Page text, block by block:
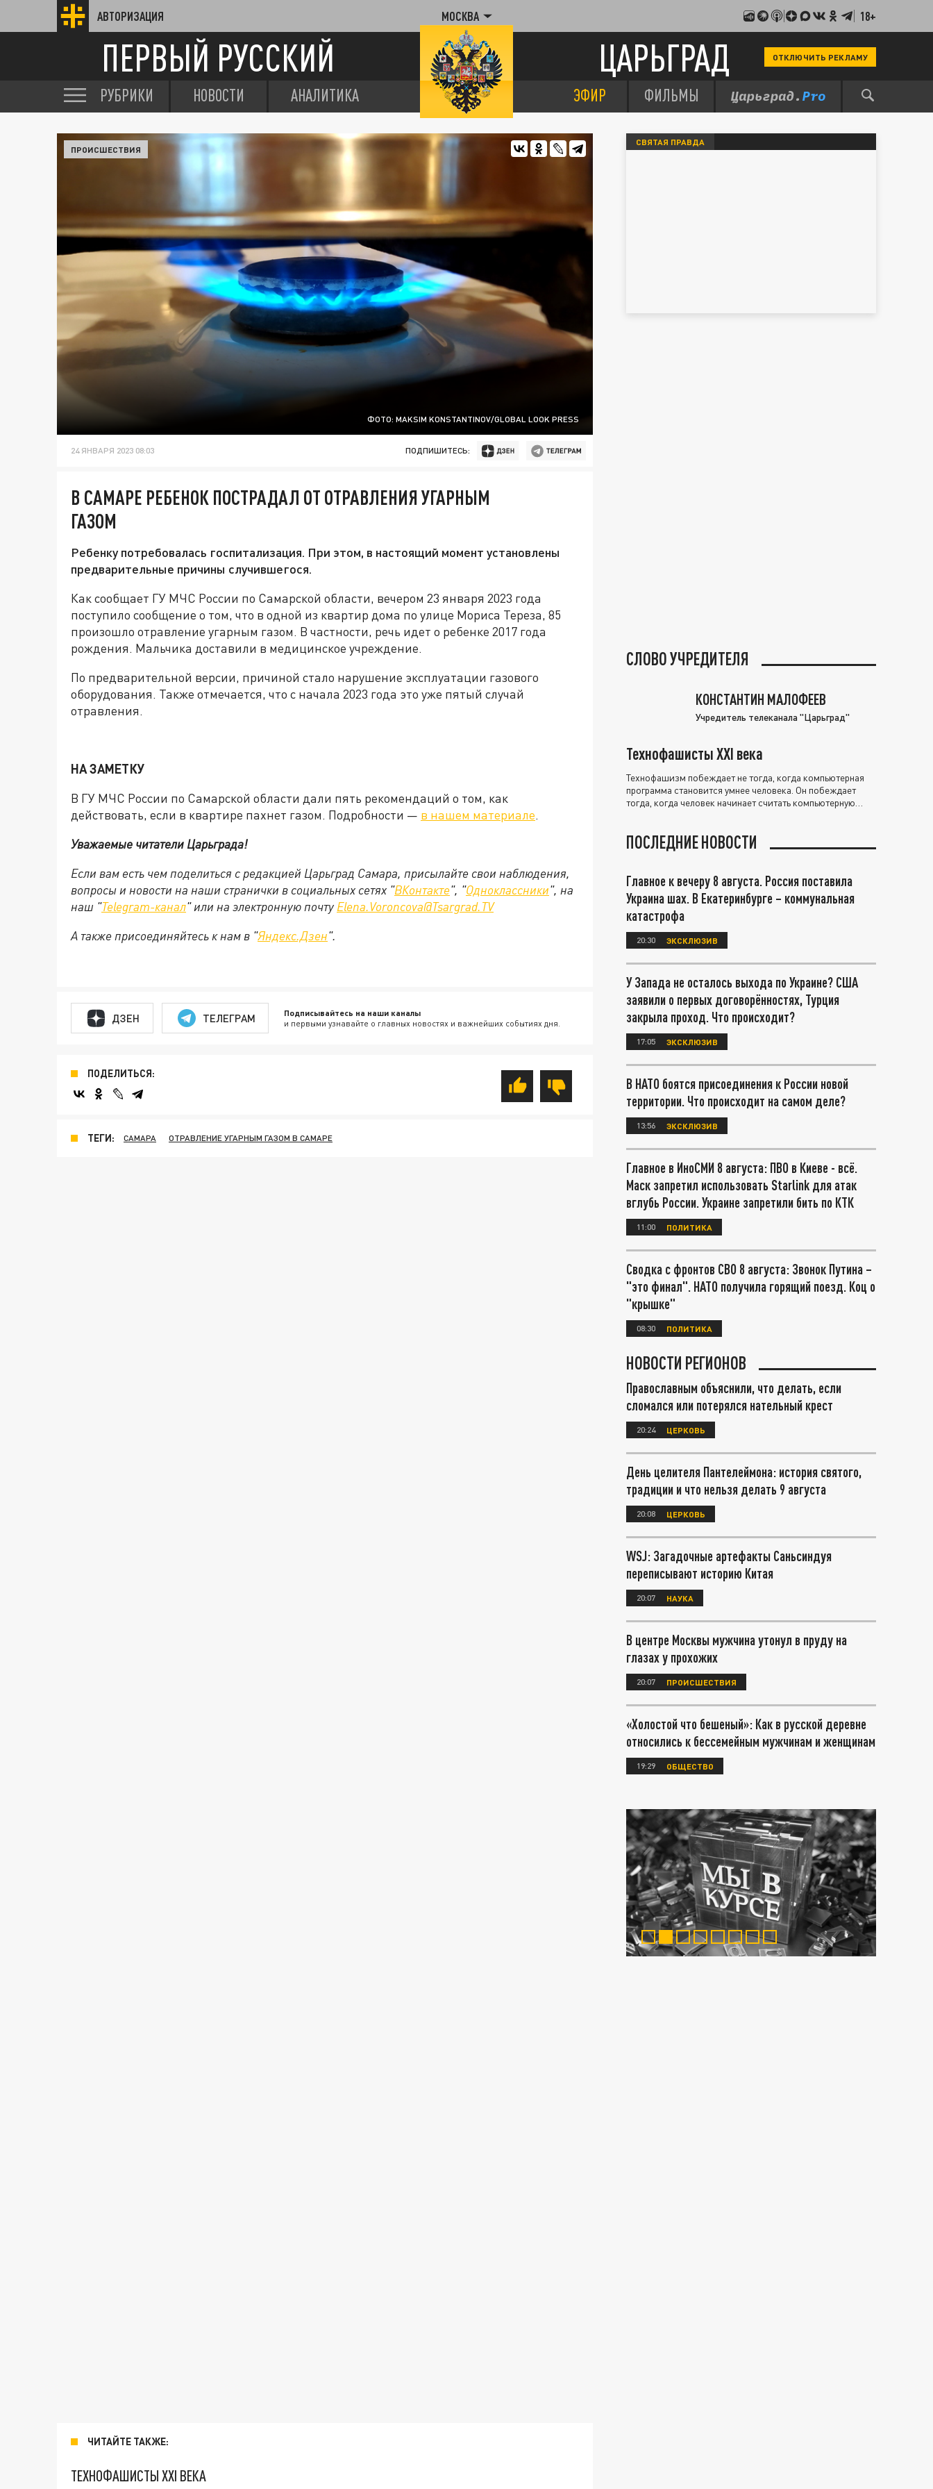
АВТОРИЗАЦИЯ МОСКВА 18+
ПЕРВЫЙ РУССКИЙ ЦАРЬГРАД ОТКЛЮЧИТЬ РЕКЛАМУ
РУБРИКИ НОВОСТИ АНАЛИТИКА ЭФИР ФИЛЬМЫ
ФОТО: MAKSIM KONSTANTINOV/GLOBAL LOOK PRESS
ПРОИСШЕСТВИЯ
24 ЯНВАРЯ 2023 08:03 ПОДПИШИТЕСЬ:
В САМАРЕ РЕБЕНОК ПОСТРАДАЛ ОТ ОТРАВЛЕНИЯ УГАРНЫМ
ГАЗОМ
Ребенку потребовалась госпитализация. При этом, в настоящий момент установлены
предварительные причины случившегося.
Как сообщает ГУ МЧС России по Самарской области, вечером 23 января 2023 года
поступило сообщение о том, что в одной из квартир дома по улице Мориса Тереза, 85
произошло отравление угарным газом. В частности, речь идет о ребенке 2017 года
рождения. Мальчика доставили в медицинское учреждение.
По предварительной версии, причиной стало нарушение эксплуатации газового
оборудования. Также отмечается, что с начала 2023 года это уже пятый случай
отравления.
НА ЗАМЕТКУ
В ГУ МЧС России по Самарской области дали пять рекомендаций о том, как
действовать, если в квартире пахнет газом. Подробности — в нашем материале.
Уважаемые читатели Царьграда!
Если вам есть чем поделиться с редакцией Царьград Самара, присылайте свои наблюдения,
вопросы и новости на наши странички в социальных сетях "ВКонтакте", "Одноклассники", на
наш "Telegram-канал" или на электронную почту Elena.Voroncova@Tsargrad.TV
А также присоединяйтесь к нам в "Яндекс.Дзен".
ДЗЕН ТЕЛЕГРАМ Подписывайтесь на наши каналы
и первыми узнавайте о главных новостях и важнейших событиях дня.
ПОДЕЛИТЬСЯ:
ТЕГИ: САМАРА ОТРАВЛЕНИЕ УГАРНЫМ ГАЗОМ В САМАРЕ
ЧИТАЙТЕ ТАКЖЕ:
ТЕХНОФАШИСТЫ XXI ВЕКА
СВЯТАЯ ПРАВДА
СЛОВО УЧРЕДИТЕЛЯ
КОНСТАНТИН МАЛОФЕЕВ
Учредитель телеканала "Царьград"
Технофашисты XXI века
Технофашизм побеждает не тогда, когда компьютерная
программа становится умнее человека. Он побеждает
тогда, когда человек начинает считать компьютерную
ПОСЛЕДНИЕ НОВОСТИ
Главное к вечеру 8 августа. Россия поставила
Украина шах. В Екатеринбурге – коммунальная
катастрофа
20:30 ЭКСКЛЮЗИВ
У Запада не осталось выхода по Украине? США
заявили о первых договорённостях, Турция
закрыла проход. Что происходит?
17:05 ЭКСКЛЮЗИВ
В НАТО боятся присоединения к России новой
территории. Что происходит на самом деле?
13:56 ЭКСКЛЮЗИВ
Главное в ИноСМИ 8 августа: ПВО в Киеве - всё.
Маск запретил использовать Starlink для атак
вглубь России. Украине запретили бить по КТК
11:00 ПОЛИТИКА
Сводка с фронтов СВО 8 августа: Звонок Путина –
"это финал". НАТО получила горящий поезд. Коц о
"крышке"
08:30 ПОЛИТИКА
НОВОСТИ РЕГИОНОВ
Православным объяснили, что делать, если
сломался или потерялся нательный крест
20:24 ЦЕРКОВЬ
День целителя Пантелеймона: история святого,
традиции и что нельзя делать 9 августа
20:08 ЦЕРКОВЬ
WSJ: Загадочные артефакты Саньсиндуя
переписывают историю Китая
20:07 НАУКА
В центре Москвы мужчина утонул в пруду на
глазах у прохожих
20:07 ПРОИСШЕСТВИЯ
«Холостой что бешеный»: Как в русской деревне
относились к бессемейным мужчинам и женщинам
19:29 ОБЩЕСТВО